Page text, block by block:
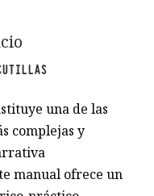
una de las
complejas y
manual ofrece un